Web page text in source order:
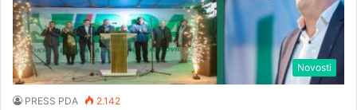
Novosti
PRESS PDA 2.142